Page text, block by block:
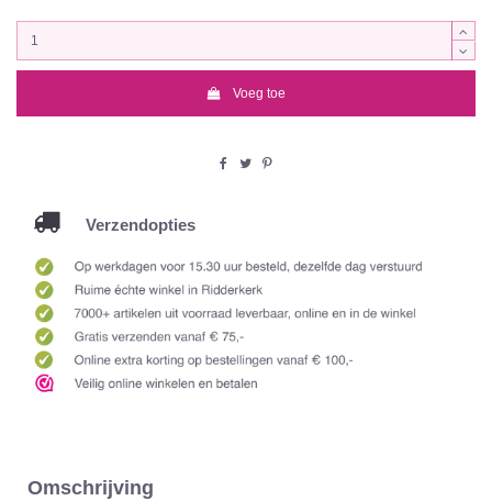
Voeg toe
Verzendopties
Omschrijving